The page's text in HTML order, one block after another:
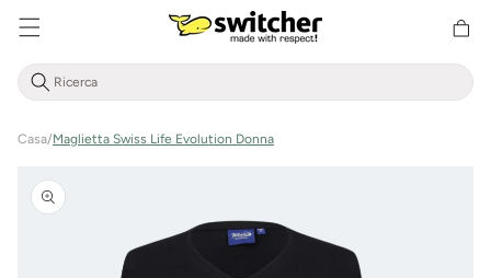
Direttamente
al contenuto
della
Casa/Maglietta Swiss Life Evolution Donna
informazioni
sul prodotto